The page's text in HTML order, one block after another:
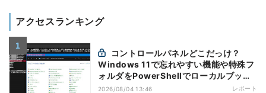
アクセスランキング
Windows 11で忘れやすい機能や特殊フ
ォルダをPowerShellでローカルブック
マーク化
2026/08/04 13:46 レポート